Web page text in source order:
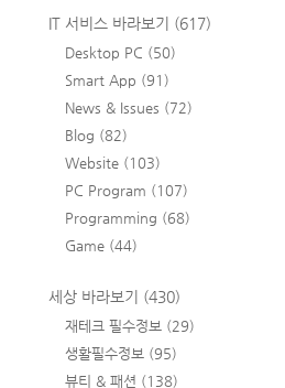
IT 서비스 바라보기 (617)
Desktop PC (50)
Smart App (91)
News & Issues (72)
Blog (82)
Website (103)
PC Program (107)
Programming (68)
Game (44)
세상 바라보기 (430)
재테크 필수정보 (29)
생활필수정보 (95)
뷰티 & 패션 (138)